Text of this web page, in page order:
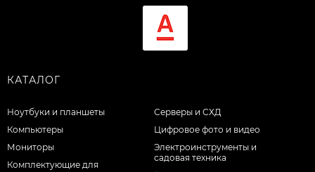
КАТАЛОГ
Ноутбуки и планшеты
Компьютеры
Мониторы
Комплектующие для
Серверы и СХД
Цифровое фото и видео
Электроинструменты и
садовая техника